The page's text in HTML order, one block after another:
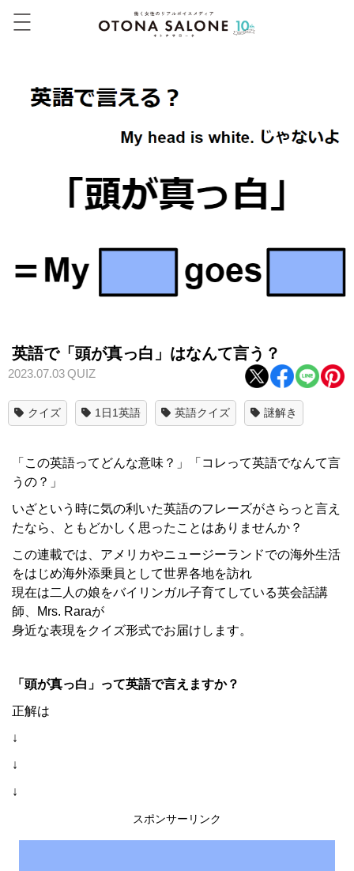
英語で「頭が真っ白」はなんて言う？
2023.07.03QUIZ
クイズ 1日1英語 英語クイズ 謎解き
「この英語ってどんな意味？」「コレって英語でなんて言
うの？」
いざという時に気の利いた英語のフレーズがさらっと言え
たなら、ともどかしく思ったことはありませんか？
この連載では、アメリカやニュージーランドでの海外生活
をはじめ海外添乗員として世界各地を訪れ
現在は二人の娘をバイリンガル子育てしている英会話講
師、Mrs. Raraが
身近な表現をクイズ形式でお届けします。
「頭が真っ白」って英語で言えますか？
正解は
↓
↓
↓
スポンサーリンク